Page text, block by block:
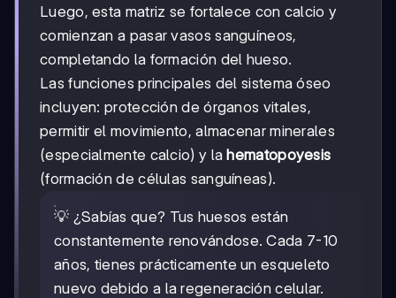
Luego, esta matriz se fortalece con calcio y
comienzan a pasar vasos sanguíneos,
completando la formación del hueso.
Las funciones principales del sistema óseo
incluyen: protección de órganos vitales,
permitir el movimiento, almacenar minerales
(especialmente calcio) y lahematopoyesis
(formación de células sanguíneas).
💡 ¿Sabías que? Tus huesos están
constantemente renovándose. Cada 7-10
años, tienes prácticamente un esqueleto
nuevo debido a la regeneración celular.